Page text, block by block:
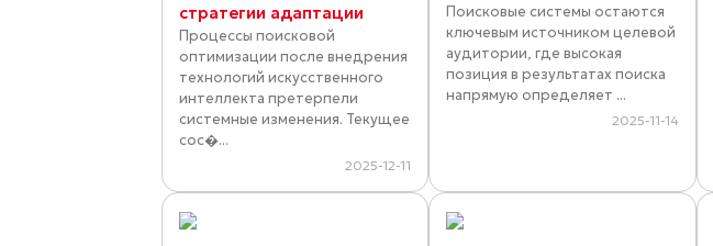
стратегии адаптации
Процессы поисковой
оптимизации после внедрения
технологий искусственного
интеллекта претерпели
системные изменения. Текущее
сос�...
2025-12-11
Поисковые системы остаются
ключевым источником целевой
аудитории, где высокая
позиция в результатах поиска
напрямую определяет ...
2025-11-14